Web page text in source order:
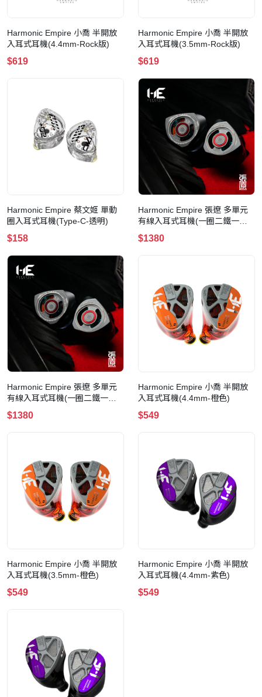
Harmonic Empire 小喬 半開放
入耳式耳機(4.4mm-Rock版)
$619
Harmonic Empire 小喬 半開放
入耳式耳機(3.5mm-Rock版)
$619
Harmonic Empire 蔡文姬 單動
圈入耳式耳機(Type-C-透明)
$158
Harmonic Empire 張遼 多單元
有線入耳式耳機(一圈二鐵一平
板)(4.4mm)
$1380
Harmonic Empire 張遼 多單元
有線入耳式耳機(一圈二鐵一平
板)(3.5mm)
$1380
Harmonic Empire 小喬 半開放
入耳式耳機(4.4mm-橙色)
$549
Harmonic Empire 小喬 半開放
入耳式耳機(3.5mm-橙色)
$549
Harmonic Empire 小喬 半開放
入耳式耳機(4.4mm-紫色)
$549